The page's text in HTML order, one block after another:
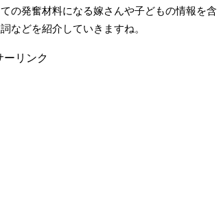
の発奮材料になる嫁さんや子どもの情報を含
などを紹介していきますね。
ーリンク